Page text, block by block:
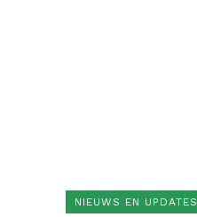
NIEUWS EN UPDATES